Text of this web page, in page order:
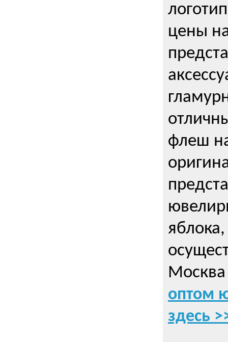
цены
флеш
Москва
оптом
здесь